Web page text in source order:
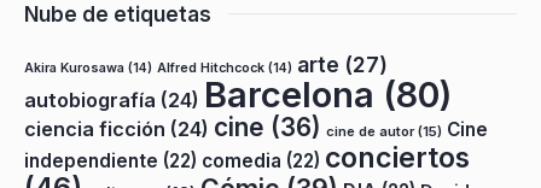
Nube de etiquetas
Akira Kurosawa (14) Alfred Hitchcock (14) arte (27)
autobiografía (24) Barcelona (80)
ciencia ficción (24) cine (36) cine de autor(15) Cine
independiente (22) comedia (22) conciertos